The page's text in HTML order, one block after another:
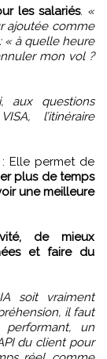
les salariés. «
ajoutée comme
« à quelle heure
mon vol ?
aux questions
l’itinéraire
Elle permet de
plus de temps
une meilleure
de mieux
et faire du
soit vraiment
il faut
performant, un
du client pour